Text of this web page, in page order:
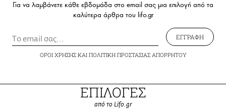
Για να λαμβάνετε κάθε εβδομάδα στο email σας μια επιλογή από τα
καλύτερα άρθρα του lifo.gr
ΕΓΓΡΑΦΗ
ΟΡΟΙ ΧΡΗΣΗΣΚΑΙ ΠΟΛΙΤΙΚΗ ΠΡΟΣΤΑΣΙΑΣ ΑΠΟΡΡΗΤΟΥ
ΕΠΙΛΟΓΕΣ
από το Lifo.gr